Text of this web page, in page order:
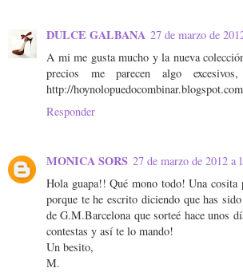
DULCE GALBANA 27 de marzo de
A mi me gusta mucho y la nueva
precios me parecen algo
http://hoynolopuedocombinar.blogspot.com
Responder
MONICA SORS 27 de marzo de 2012 a
Hola guapa!! Qué mono todo! Una
porque te he escrito diciendo que has
de G.M.Barcelona que sorteé hace unos
contestas y así te lo mando!
Un besito,
M.